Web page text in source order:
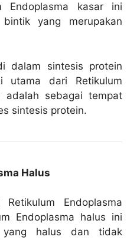
Endoplasma kasar ini
yang merupakan
dalam sintesis protein
utama dari Retikulum
adalah sebagai tempat
sintesis protein.
Halus
Endoplasma
Endoplasma halus ini
yang halus dan tidak